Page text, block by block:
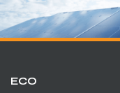
ECO